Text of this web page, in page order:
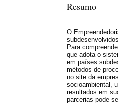
Resumo
O
Para
que adota o
em países
métodos de
no site da
socioambiental,
resultados em
parcerias pode